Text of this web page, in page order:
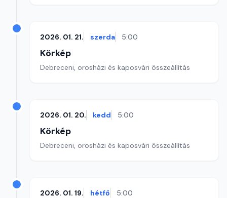
2026. 01. 21. szerda 5:00
Körkép
Debreceni, orosházi és kaposvári összeállítás
2026. 01. 20. kedd 5:00
Körkép
Debreceni, orosházi és kaposvári összeállítás
2026. 01. 19. hétfő 5:00